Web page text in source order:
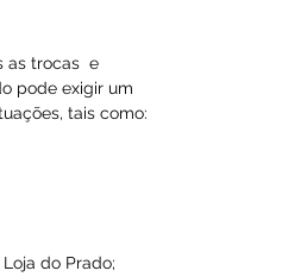
as trocas e
pode exigir um
tais como:
do Prado;